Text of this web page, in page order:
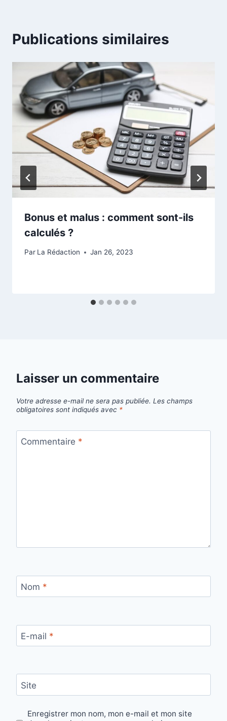
Publications similaires
Bonus et malus : comment sont-ils
calculés ?
Par La Rédaction Jan 26, 2023
Laisser un commentaire
Votre adresse e-mail ne sera pas publiée. Les champs
obligatoires sont indiqués avec *
Commentaire *
Nom *
E-mail *
Site
Enregistrer mon nom, mon e-mail et mon site